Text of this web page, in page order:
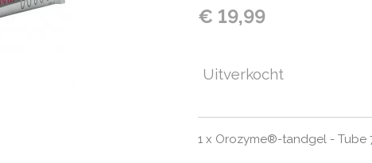
€ 19,99
Uitverkocht
1 x Orozyme®-tandgel - Tube